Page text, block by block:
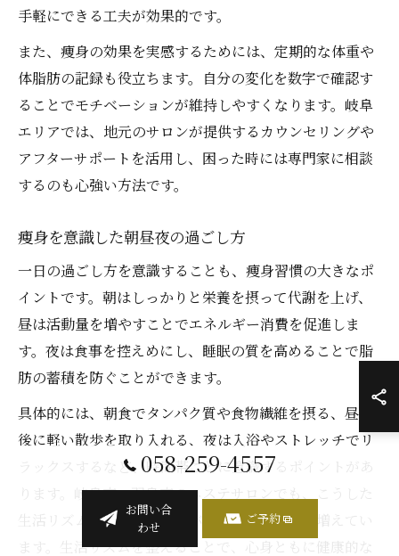
手軽にできる工夫が効果的です。
また、痩身の効果を実感するためには、定期的な体重や
体脂肪の記録も役立ちます。自分の変化を数字で確認す
ることでモチベーションが維持しやすくなります。岐阜
エリアでは、地元のサロンが提供するカウンセリングや
アフターサポートを活用し、困った時には専門家に相談
するのも心強い方法です。
痩身を意識した朝昼夜の過ごし方
一日の過ごし方を意識することも、痩身習慣の大きなポ
イントです。朝はしっかりと栄養を摂って代謝を上げ、
昼は活動量を増やすことでエネルギー消費を促進しま
す。夜は食事を控えめにし、睡眠の質を高めることで脂
肪の蓄積を防ぐことができます。
具体的には、朝食でタンパク質や食物繊維を摂る、昼食
後に軽い散歩を取り入れる、夜は入浴やストレッチでリ
ラックスするなど、時間帯ごとに意識するポイントがあ
ります。岐阜市・羽島市のエステサロンでも、こうした
生活リズムの見直しをアドバイスするケースが増えてい
ます。生活リズムを整えることで、心身ともに健康的な
058-259-4557
お問い合
わせ
ご予約